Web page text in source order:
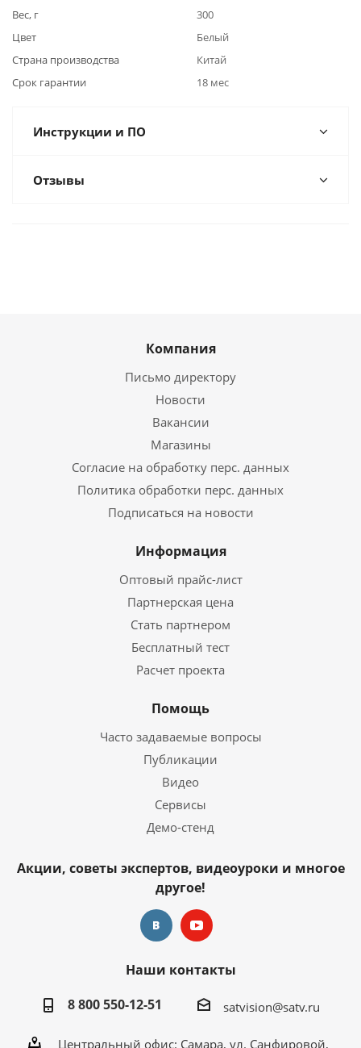
Вес, г
300
Цвет
Белый
Страна производства
Китай
Срок гарантии
18 мес
Инструкции и ПО
Отзывы
Компания
Письмо директору
Новости
Вакансии
Магазины
Согласие на обработку перс. данных
Политика обработки перс. данных
Подписаться на новости
Информация
Оптовый прайс-лист
Партнерская цена
Стать партнером
Бесплатный тест
Расчет проекта
Помощь
Часто задаваемые вопросы
Публикации
Видео
Сервисы
Демо-стенд
Акции, советы экспертов, видеоуроки и многое
другое!
Наши контакты
8 800 550-12-51
satvision@satv.ru
Центральный офис: Самара, ул. Санфировой,